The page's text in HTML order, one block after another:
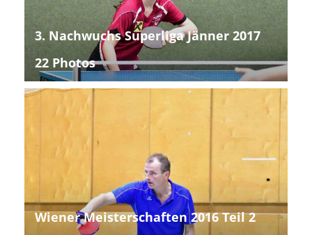
3. Nachwuchs Superliga Jänner 2017
22 Photos
Wiener Meisterschaften 2016 Teil 2